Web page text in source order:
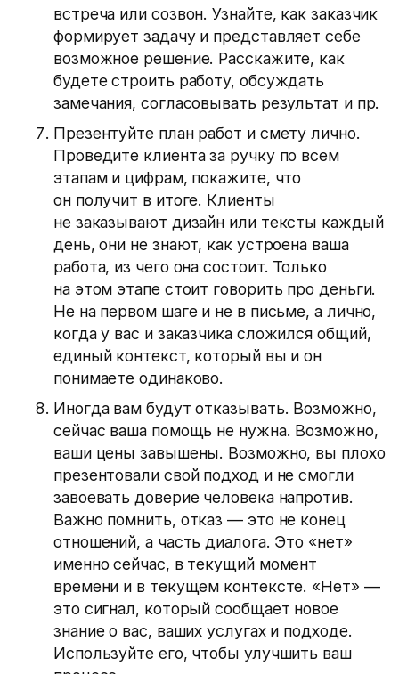
встреча или созвон. Узнайте, как заказчик
формирует задачу и представляет себе
возможное решение. Расскажите, как
будете строить работу, обсуждать
замечания, согласовывать результат и пр.
Презентуйте план работ и смету лично.
Проведите клиента за ручку по всем
этапам и цифрам, покажите, что
он получит в итоге. Клиенты
не заказывают дизайн или тексты каждый
день, они не знают, как устроена ваша
работа, из чего она состоит. Только
на этом этапе стоит говорить про деньги.
Не на первом шаге и не в письме, а лично,
когда у вас и заказчика сложился общий,
единый контекст, который вы и он
понимаете одинаково.
Иногда вам будут отказывать. Возможно,
сейчас ваша помощь не нужна. Возможно,
ваши цены завышены. Возможно, вы плохо
презентовали свой подход и не смогли
завоевать доверие человека напротив.
Важно помнить, отказ — это не конец
отношений, а часть диалога. Это «нет»
именно сейчас, в текущий момент
времени и в текущем контексте. «Нет» —
это сигнал, который сообщает новое
знание о вас, ваших услугах и подходе.
Используйте его, чтобы улучшить ваш